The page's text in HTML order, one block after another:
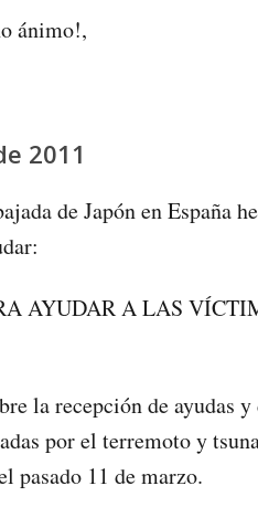
ánimo!,
2011
de Japón en España
AYUDAR A LAS
la recepción de ayudas
por el terremoto y
pasado 11 de marzo.